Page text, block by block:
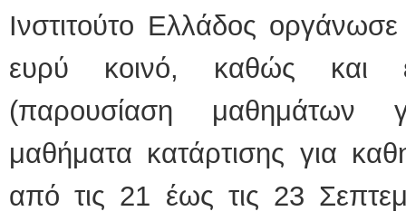
Ινστιτούτο Ελλάδος
ευρύ κοινό, καθώς και
(παρουσίαση μαθημάτων
μαθήματα κατάρτισης για
από τις 21 έως τις 23